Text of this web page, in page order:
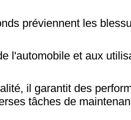
préviennent les
l'automobile et aux
il garantit des
tâches de